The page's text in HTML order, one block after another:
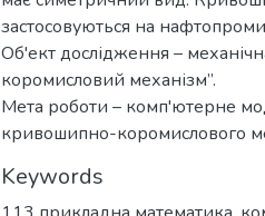
застосовуються на
Об'ект дослідження –
коромисловий механізм”.
Мета роботи – комп'ютерне
кривошипно-коромислового
Keywords